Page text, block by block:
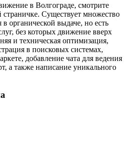
в Волгограде, смотрите
Существует множество
органической выдаче, но есть
без которых движение вверх
и техническая оптимизация,
в поисковых системах,
добавление чата для ведения
а также написание уникального